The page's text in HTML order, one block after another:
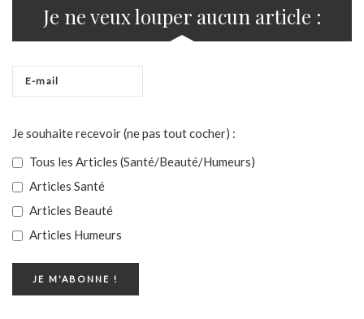
Je ne veux louper aucun article :
Je souhaite recevoir (ne pas tout cocher) :
Tous les Articles (Santé/Beauté/Humeurs)
Articles Santé
Articles Beauté
Articles Humeurs